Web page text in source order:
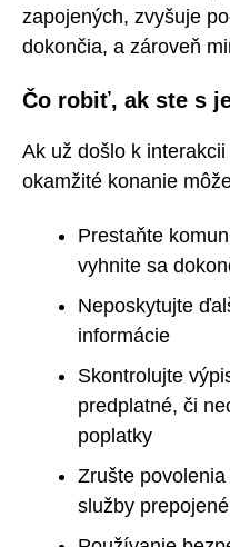
zapojených, zvyšuje
dokončia, a zároveň
Čo robiť, ak ste s
Ak už došlo k
okamžité konanie
Prestaňte
vyhnite sa
Neposkytujte
informácie
Skontrolujte
predplatné, či
poplatky
Zrušte
služby